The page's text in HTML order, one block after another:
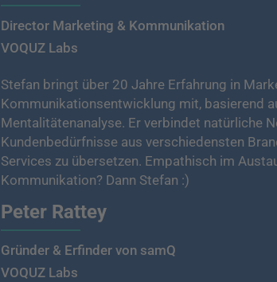
Director Marketing & Kommunikation
VOQUZ Labs
Stefan bringt über 20 Jahre Erfahrung in
Kommunikationsentwicklung mit, basierend
Mentalitätenanalyse. Er verbindet natürliche
Kundenbedürfnisse aus verschiedensten
Services zu übersetzen. Empathisch im
Kommunikation? Dann Stefan :)
Peter Rattey
Gründer & Erfinder von samQ
VOQUZ Labs